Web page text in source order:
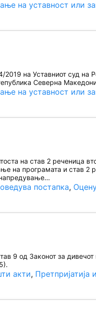
на уставност или
на Уставниот суд на
Северна
на уставност или
на став 2 реченица
на програмата и став 2
постапка,
9 од Законот за
акти, Претпријатија